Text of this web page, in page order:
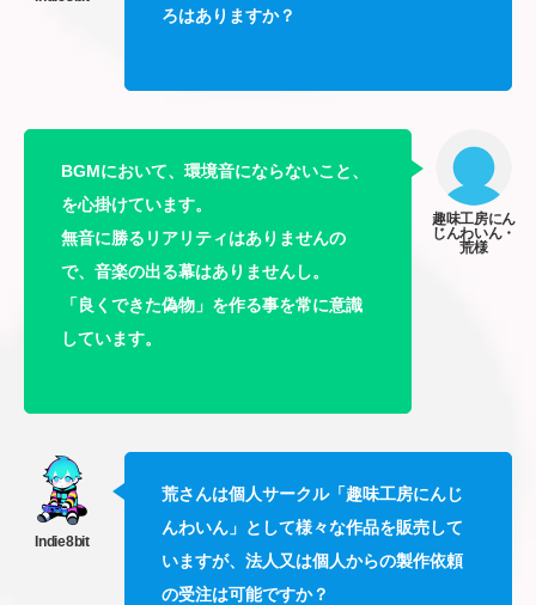
ろはありますか？
BGMにおいて、環境音にならないこと、
を心掛けています。
無音に勝るリアリティはありませんの
で、音楽の出る幕はありませんし。
「良くできた偽物」を作る事を常に意識
しています。
荒さんは個人サークル「趣味工房にんじ
んわいん」 として様々な作品を販売して
いますが、法人又は個人からの製作依頼
の受注は可能ですか？